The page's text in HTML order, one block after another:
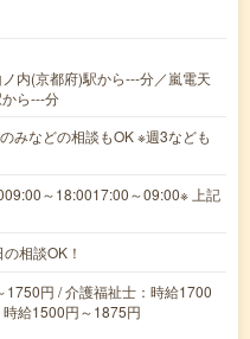
内(京都府)駅から---分／嵐電天
ら---分
みなどの相談もOK ※週3なども
～18:0017:00～09:00※ 上記
相談OK！
円 / 介護福祉士：時給1700
給1500円～1875円